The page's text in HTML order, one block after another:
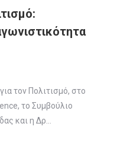
τον Πολιτισμό, στo
το Συμβούλιο
και η Δρ…